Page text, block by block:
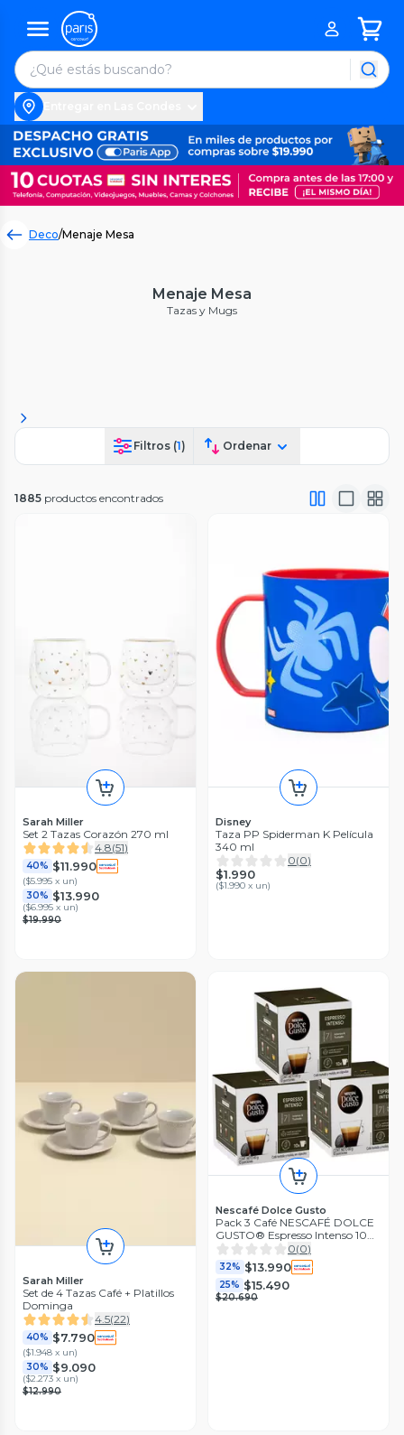
Deco/Menaje Mesa
Menaje Mesa
Tazas y Mugs
Filtros (1) Ordenar
1885 productos encontrados
Sarah Miller
Set 2 Tazas Corazón 270 ml
4.8(51)
40% $11.990
($5.995 x un)
30% $13.990
($6.995 x un)
$19.990
Disney
Taza PP Spiderman K Película
340 ml
0(0)
$1.990
($1.990 x un)
Sarah Miller
Set de 4 Tazas Café + Platillos
Dominga
4.5(22)
40% $7.790
($1.948 x un)
30% $9.090
($2.273 x un)
$12.990
Nescafé Dolce Gusto
Pack 3 Café NESCAFÉ DOLCE
GUSTO® Espresso Intenso 10
Cápsulas
0(0)
32% $13.990
25% $15.490
$20.690